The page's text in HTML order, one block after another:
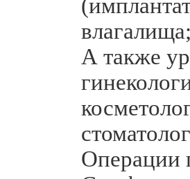
А также
Операции